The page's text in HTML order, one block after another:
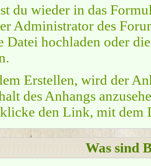
du wieder in das
Administrator des
Datei hochladen oder
Erstellen, wird der
des Anhangs
den Link, mit dem
Was sind